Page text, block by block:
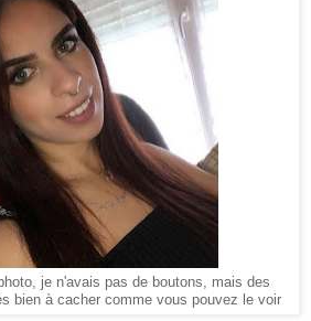
je n'avais pas de boutons, mais des
bien à cacher comme vous pouvez le voir